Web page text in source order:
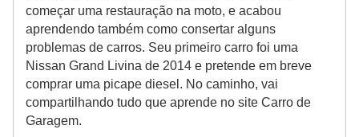
começar uma restauração na moto, e acabou
aprendendo também como consertar alguns
problemas de carros. Seu primeiro carro foi uma
Nissan Grand Livina de 2014 e pretende em breve
comprar uma picape diesel. No caminho, vai
compartilhando tudo que aprende no site Carro de
Garagem.